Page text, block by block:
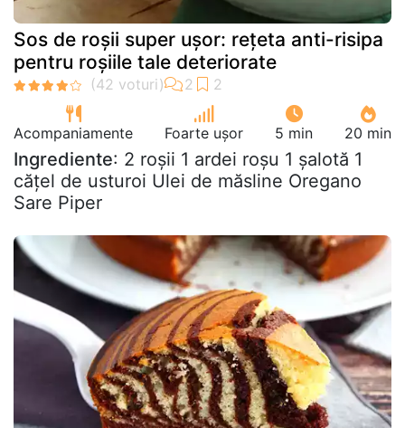
Sos de roșii super ușor: rețeta anti-risipa
pentru roșiile tale deteriorate
Acompaniamente Foarte ușor 5 min 20 min
Ingrediente: 2 roșii 1 ardei roșu 1 șalotă 1
cățel de usturoi Ulei de măsline Oregano
Sare Piper